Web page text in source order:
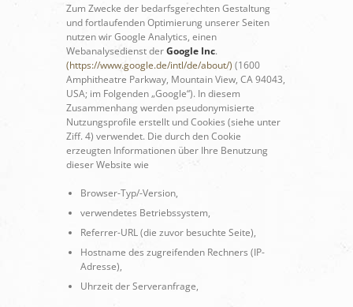
Zum Zwecke der bedarfsgerechten Gestaltung
und fortlaufenden Optimierung unserer Seiten
nutzen wir Google Analytics, einen
Webanalysedienst derGoogle Inc.
(https://www.google.de/intl/de/about/) (1600
Amphitheatre Parkway, Mountain View, CA 94043,
USA; im Folgenden „Google“). In diesem
Zusammenhang werden pseudonymisierte
Nutzungsprofile erstellt und Cookies (siehe unter
Ziff. 4) verwendet. Die durch den Cookie
erzeugten Informationen über Ihre Benutzung
dieser Website wie
Browser-Typ/-Version,
verwendetes Betriebssystem,
Referrer-URL (die zuvor besuchte Seite),
Hostname des zugreifenden Rechners (IP-
Adresse),
Uhrzeit der Serveranfrage,